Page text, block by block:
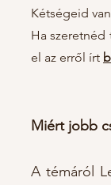
Kétségeid
Ha
el az erről írt
Miért jobb
A témáról